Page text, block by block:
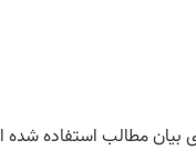
بیان مطالب استفاده